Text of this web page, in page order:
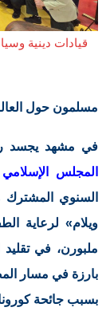
قيادات دينية
مسلمون حول
في مشهد يجسد
المجلس
السنوي المشترك
ويلام» لرعاية
بارزة في مسار
بسبب جائحة